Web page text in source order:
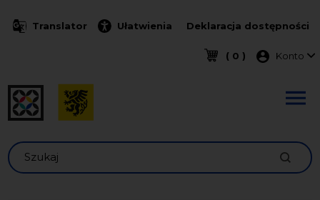
Translator Ułatwienia Deklaracja dostępności
( 0 ) Menu
Konto
Szukaj